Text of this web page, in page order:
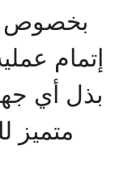
بخصوص
إتمام
بذل أي
متميز